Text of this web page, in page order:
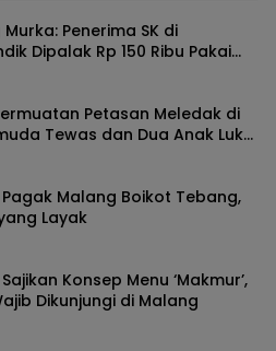
Penerima SK di
Dipalak Rp 150 Ribu Pakai
KPK Turut Pantau
Petasan Meledak di
Tewas dan Dua Anak Luka
Malang Boikot Tebang,
Layak
Konsep Menu ‘Makmur’,
Dikunjungi di Malang